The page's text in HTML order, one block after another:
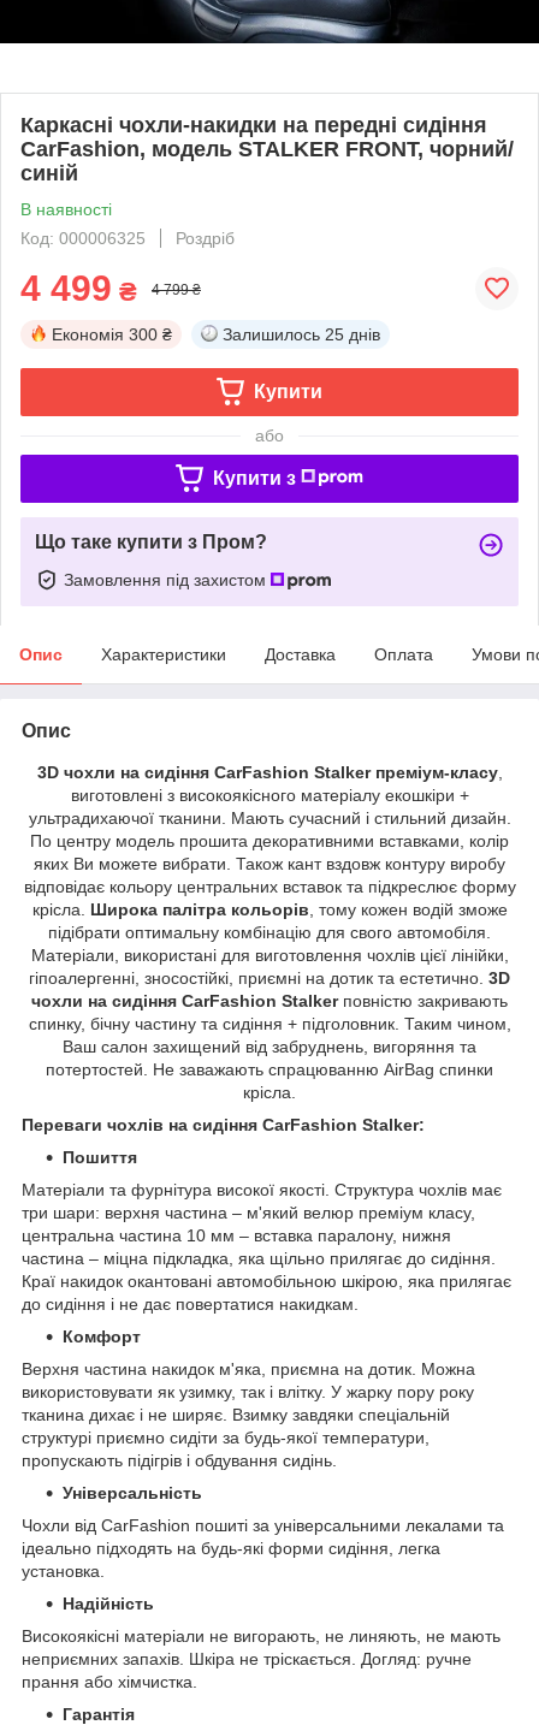
Каркасні чохли-накидки на передні сидіння
CarFashion, модель STALKER FRONT, чорний/
синій
В наявності
Код: 000006325
Роздріб
4 499 ₴ 4 799 ₴
Економія 300 ₴ Залишилось 25 днів
Купити
або
Купити з
Що таке купити з Пром?
Замовлення під захистом
Опис Характеристики Доставка Оплата Умови
Опис
3D чохли на сидіння CarFashion Stalker преміум-класу,
виготовлені з високоякісного матеріалу екошкіри +
ультрадихаючої тканини. Мають сучасний і стильний дизайн.
По центру модель прошита декоративними вставками, колір
яких Ви можете вибрати. Також кант вздовж контуру виробу
відповідає кольору центральних вставок та підкреслює форму
крісла. Широка палітра кольорів , тому кожен водій зможе
підібрати оптимальну комбінацію для свого автомобіля.
Матеріали, використані для виготовлення чохлів цієї лінійки,
гіпоалергенні, зносостійкі, приємні на дотик та естетично. 3D
чохли на сидіння CarFashion Stalkerповністю закривають
спинку, бічну частину та сидіння + підголовник. Таким чином,
Ваш салон захищений від забруднень, вигоряння та
потертостей. Не заважають спрацюванню AirBag спинки
крісла.
Переваги чохлів на сидіння CarFashion Stalker:
Пошиття
Матеріали та фурнітура високої якості. Структура чохлів має
три шари: верхня частина – м'який велюр преміум класу,
центральна частина 10 мм – вставка паралону, нижня
частина – міцна підкладка, яка щільно прилягає до сидіння.
Краї накидок окантовані автомобільною шкірою, яка прилягає
до сидіння і не дає повертатися накидкам.
Комфорт
Верхня частина накидок м'яка, приємна на дотик. Можна
використовувати як узимку, так і влітку. У жарку пору року
тканина дихає і не ширяє. Взимку завдяки спеціальній
структурі приємно сидіти за будь-якої температури,
пропускають підігрів і обдування сидінь.
Універсальність
Чохли від CarFashion пошиті за універсальними лекалами та
ідеально підходять на будь-які форми сидіння, легка
установка.
Надійність
Високоякісні матеріали не вигорають, не линяють, не мають
неприємних запахів. Шкіра не тріскається. Догляд: ручне
прання або хімчистка.
Гарантія